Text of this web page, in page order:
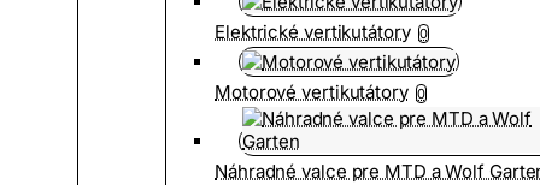
Elektrické vertikutátory 0
Motorové vertikutátory 0
Náhradné valce pre MTD a Wolf